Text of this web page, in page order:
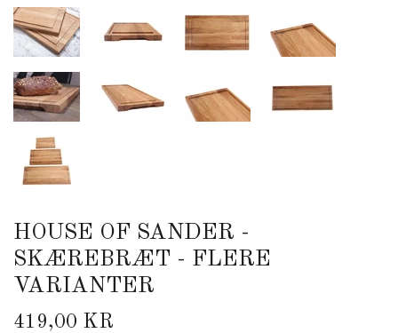
HOUSE OF SANDER -
SKÆREBRÆT - FLERE
VARIANTER
419,00 KR